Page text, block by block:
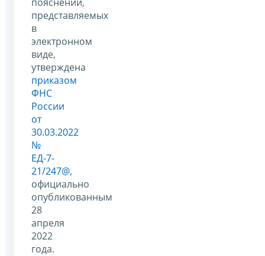
представляемых
в
электронном
виде,
утверждена
приказом
ФНС
России
от
30.03.2022
№
ЕД-7-
21/247@,
официально
опубликованным
28
апреля
2022
года.